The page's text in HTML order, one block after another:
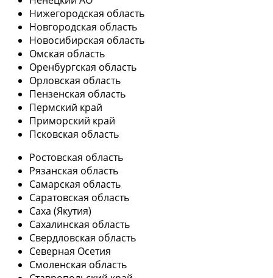
Нижегородская область
Новгородская область
Новосибирская область
Омская область
Оренбургская область
Орловская область
Пензенская область
Пермский край
Приморский край
Псковская область
Ростовская область
Рязанская область
Самарская область
Саратовская область
Саха (Якутия)
Сахалинская область
Свердловская область
Северная Осетия
Смоленская область